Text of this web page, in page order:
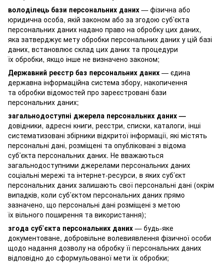
володілець бази персональних даних — фізична або
юридична особа, якій законом або за згодою суб’єкта
персональних даних надано право на обробку цих даних,
яка затверджує мету обробки персональних даних у цій базі
даних, встановлює склад цих даних та процедури
їх обробки, якщо інше не визначено законом;
Державний реєстр баз персональних даних — єдина
державна інформаційна система збору, накопичення
та обробки відомостей про зареєстровані бази
персональних даних;
загальнодоступні джерела персональних даних —
довідники, адресні книги, реєстри, списки, каталоги, інші
систематизовані збірники відкритої інформації, які містять
персональні дані, розміщені та опубліковані з відома
суб’єкта персональних даних. Не вважаються
загальнодоступними джерелами персональних даних
соціальні мережі та інтернет-ресурси, в яких суб’єкт
персональних даних залишають свої персональні дані (окрім
випадків, коли суб’єктом персональних даних прямо
зазначено, що персональні дані розміщені з метою
їх вільного поширення та використання);
згода суб’єкта персональних даних — будь-яке
документоване, добровільне волевиявлення фізичної особи
щодо надання дозволу на обробку її персональних даних
відповідно до сформульованої мети їх обробки;